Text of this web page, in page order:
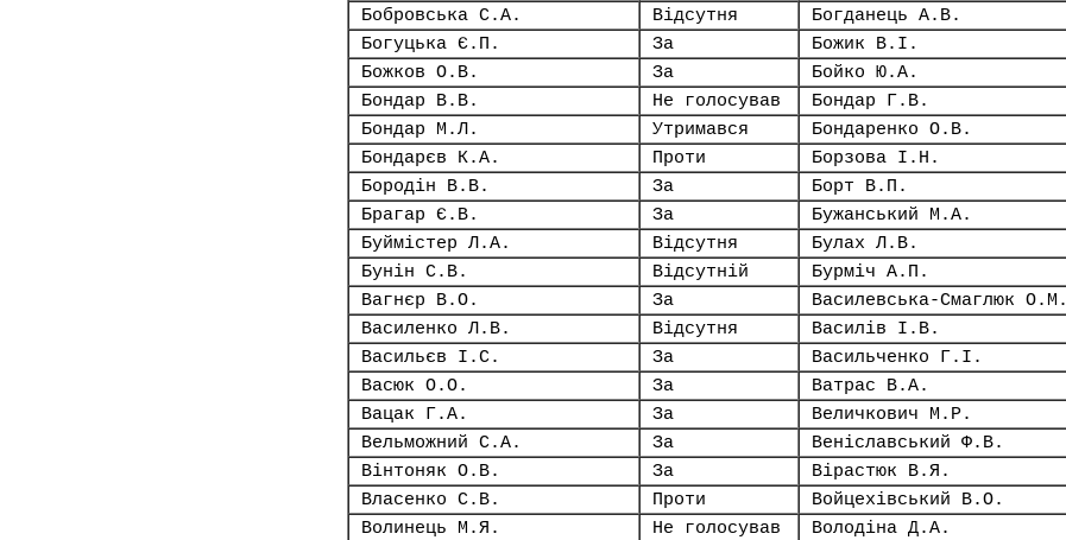
Бобровська С.А.
Відсутня Богданець А.В.
Богуцька Є.П.
За Божик В.І.
Божков О.В.
За Бойко Ю.А.
Бондар В.В.
Не голосував Бондар Г.В.
Бондар М.Л.
Утримався Бондаренко О.В.
Бондарєв К.А.
Проти Борзова І.Н.
Бородін В.В.
За Борт В.П.
Брагар Є.В.
За Бужанський М.А.
Буймістер Л.А.
Відсутня Булах Л.В.
Бунін С.В.
Відсутній Бурміч А.П.
Вагнєр В.О.
За Василевська-Смаглюк О.М.
Василенко Л.В.
Відсутня Василів І.В.
Васильєв І.С.
За Васильченко Г.І.
Васюк О.О.
За Ватрас В.А.
Вацак Г.А.
За Величкович М.Р.
Вельможний С.А.
За Веніславський Ф.В.
Вінтоняк О.В.
За Вірастюк В.Я.
Власенко С.В.
Проти Войцехівський В.О.
Волинець М.Я.
Не голосував Володіна Д.А.